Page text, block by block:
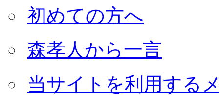
初めての方へ
森孝人から一言
当サイトを利用する